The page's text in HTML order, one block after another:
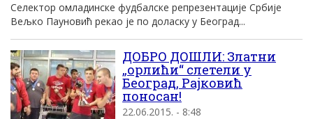
Селектор омладинске фудбалске репрезентације Србије
Вељко Пауновић рекао је по доласку у Београд...
ДОБРО ДОШЛИ: Златни
„орлићи“ слетели у
Београд, Рајковић
поносан!
22.06.2015. - 8:48